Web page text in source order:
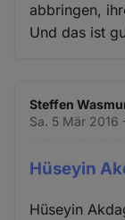
abbringen,
Und das ist
Steffen
Sa. 5 Mär 2016
Hüseyin
Hüseyin